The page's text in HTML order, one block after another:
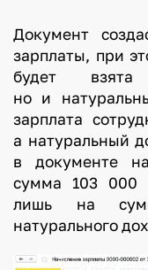
Документ
зарплаты, при
будет
но и
зарплата
а натуральный
в документе
сумма 103 000
лишь на
натурального